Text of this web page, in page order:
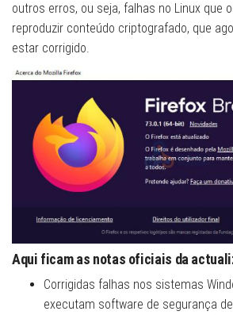
outros erros, ou seja, falhas no Linux que
reproduzir conteúdo criptografado, que
estar corrigido.
Aqui ficam as notas oficiais da
Corrigidas falhas nos sistemas
executam software de segurança